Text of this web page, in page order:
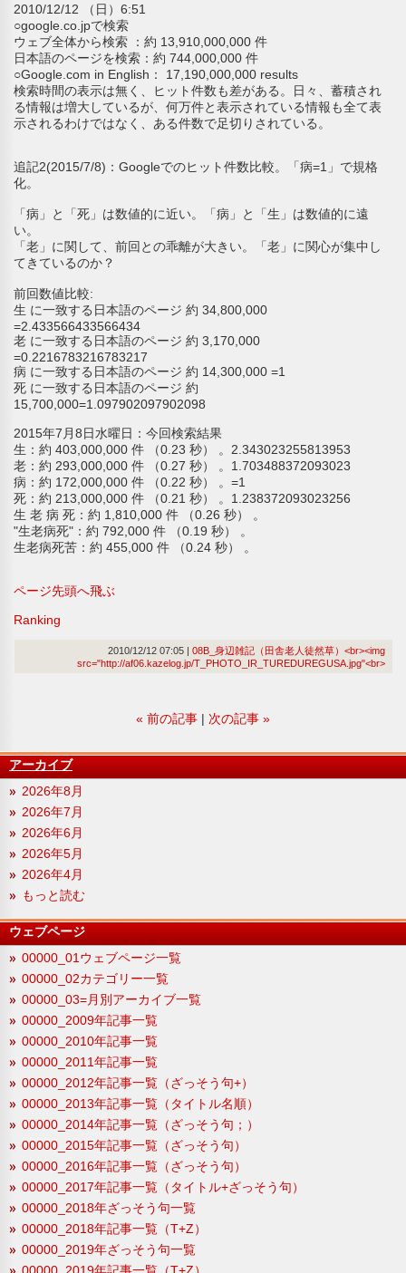
2010/12/12 （日）6:51
○google.co.jpで検索
ウェブ全体から検索 ：約 13,910,000,000 件
日本語のページを検索：約 744,000,000 件
○Google.com in English： 17,190,000,000 results
検索時間の表示は無く、ヒット件数も差がある。日々、蓄積され
る情報は増大しているが、何万件と表示されている情報も全て表
示されるわけではなく、ある件数で足切りされている。
追記2(2015/7/8)：Googleでのヒット件数比較。「病=1」で規格
化。
「病」と「死」は数値的に近い。「病」と「生」は数値的に遠
い。
「老」に関して、前回との乖離が大きい。「老」に関心が集中し
てきているのか？
前回数値比較:
生 に一致する日本語のページ 約 34,800,000
=2.433566433566434
老 に一致する日本語のページ 約 3,170,000
=0.2216783216783217
病 に一致する日本語のページ 約 14,300,000 =1
死 に一致する日本語のページ 約
15,700,000=1.097902097902098
2015年7月8日水曜日：今回検索結果
生：約 403,000,000 件 （0.23 秒） 。2.343023255813953
老：約 293,000,000 件 （0.27 秒） 。1.703488372093023
病：約 172,000,000 件 （0.22 秒） 。=1
死：約 213,000,000 件 （0.21 秒） 。1.238372093023256
生 老 病 死：約 1,810,000 件 （0.26 秒） 。
"生老病死"：約 792,000 件 （0.19 秒） 。
生老病死苦：約 455,000 件 （0.24 秒） 。
ページ先頭へ飛ぶ
Ranking
2010/12/12 07:05
08B_身辺雑記（田舎老人徒然草）<br><img
src="http://af06.kazelog.jp/T_PHOTO_IR_TUREDUREGUSA.jpg"<br>
« 前の記事 次の記事 »
アーカイブ
2026年8月
2026年7月
2026年6月
2026年5月
2026年4月
もっと読む
ウェブページ
00000_01ウェブページ一覧
00000_02カテゴリー一覧
00000_03=月別アーカイブ一覧
00000_2009年記事一覧
00000_2010年記事一覧
00000_2011年記事一覧
00000_2012年記事一覧（ざっそう句+）
00000_2013年記事一覧（タイトル名順）
00000_2014年記事一覧（ざっそう句；）
00000_2015年記事一覧（ざっそう句）
00000_2016年記事一覧（ざっそう句）
00000_2017年記事一覧（タイトル+ざっそう句）
00000_2018年ざっそう句一覧
00000_2018年記事一覧（T+Z）
00000_2019年ざっそう句一覧